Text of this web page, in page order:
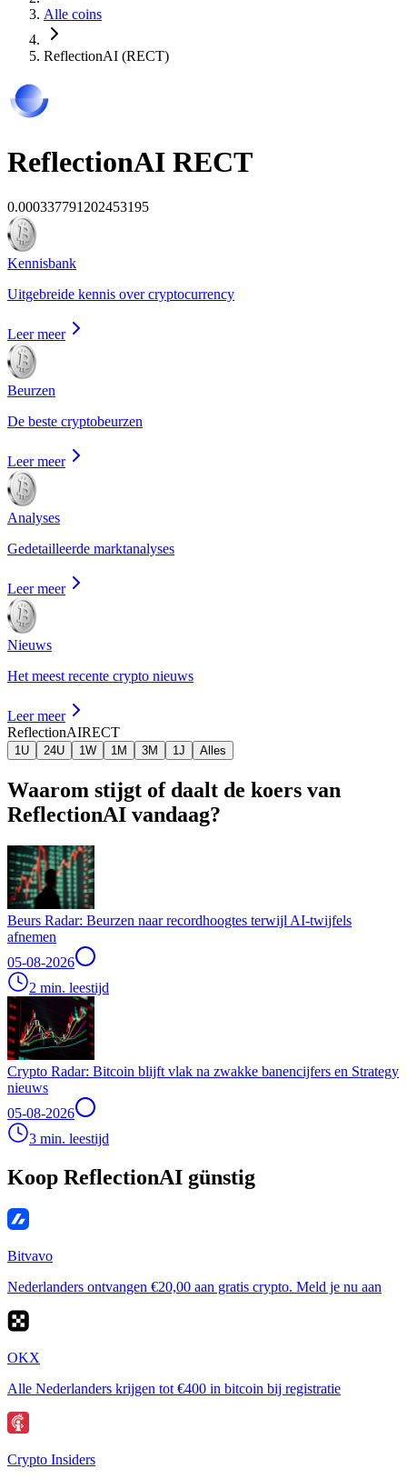
Alle coins
ReflectionAI (RECT)
ReflectionAI RECT
0.000337791202453195
Kennisbank
Uitgebreide kennis over cryptocurrency
Leer meer
Beurzen
De beste cryptobeurzen
Leer meer
Analyses
Gedetailleerde marktanalyses
Leer meer
Nieuws
Het meest recente crypto nieuws
Leer meer
ReflectionAIRECT
1U 24U 1W 1M 3M 1J Alles
Waarom stijgt of daalt de koers van
ReflectionAI vandaag?
Beurs Radar: Beurzen naar recordhoogtes terwijl AI-twijfels
afnemen
05-08-2026
2 min. leestijd
Crypto Radar: Bitcoin blijft vlak na zwakke banencijfers en Strategy
nieuws
05-08-2026
3 min. leestijd
Koop ReflectionAI günstig
Bitvavo
Nederlanders ontvangen €20,00 aan gratis crypto. Meld je nu aan
OKX
Alle Nederlanders krijgen tot €400 in bitcoin bij registratie
Crypto Insiders